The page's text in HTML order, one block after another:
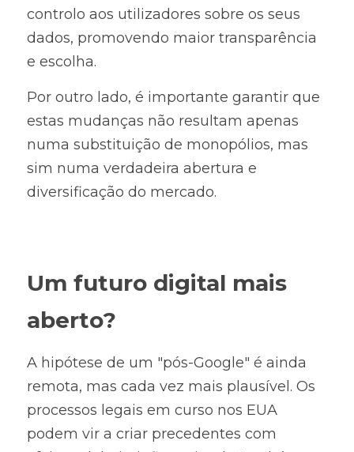
controlo aos utilizadores sobre os seus
dados, promovendo maior transparência
e escolha.
Por outro lado, é importante garantir que
estas mudanças não resultam apenas
numa substituição de monopólios, mas
sim numa verdadeira abertura e
diversificação do mercado.
Um futuro digital mais
aberto?
A hipótese de um "pós-Google" é ainda
remota, mas cada vez mais plausível. Os
processos legais em curso nos EUA
podem vir a criar precedentes com